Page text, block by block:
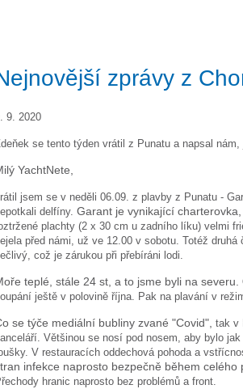
zprávy z
9. 2020
se tento týden vrátil z Punatu a napsal
YachtNete,
jsem se v neděli 06.09. z plavby z Punatu -
delfíny. Garant je vynikající
plachty (2 x 30 cm u zadního líku) velmi
před námi, už ve 12.00 v sobotu. Totéž
což je zárukou při přebíráni lodi.
teplé, stále 24 st, a to jsme byli na severu.
ještě v polovině října. Pak na plavání v
se týče mediální bubliny zvané "Covid", tak v
Většinou se nosí pod nosem, aby bylo
V restauracích oddechová pohoda a
infekce naprosto bezpečně během celého
hranic naprosto bez problémů a front.